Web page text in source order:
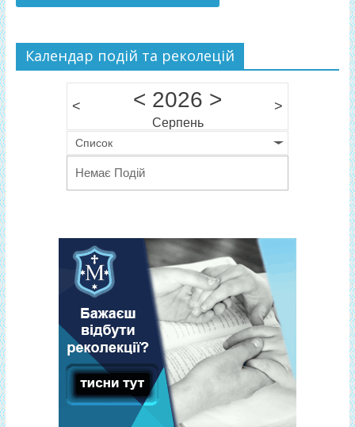
Календар подій та реколецій
< < 2026 >
Серпень
>
Список
Немає Подій